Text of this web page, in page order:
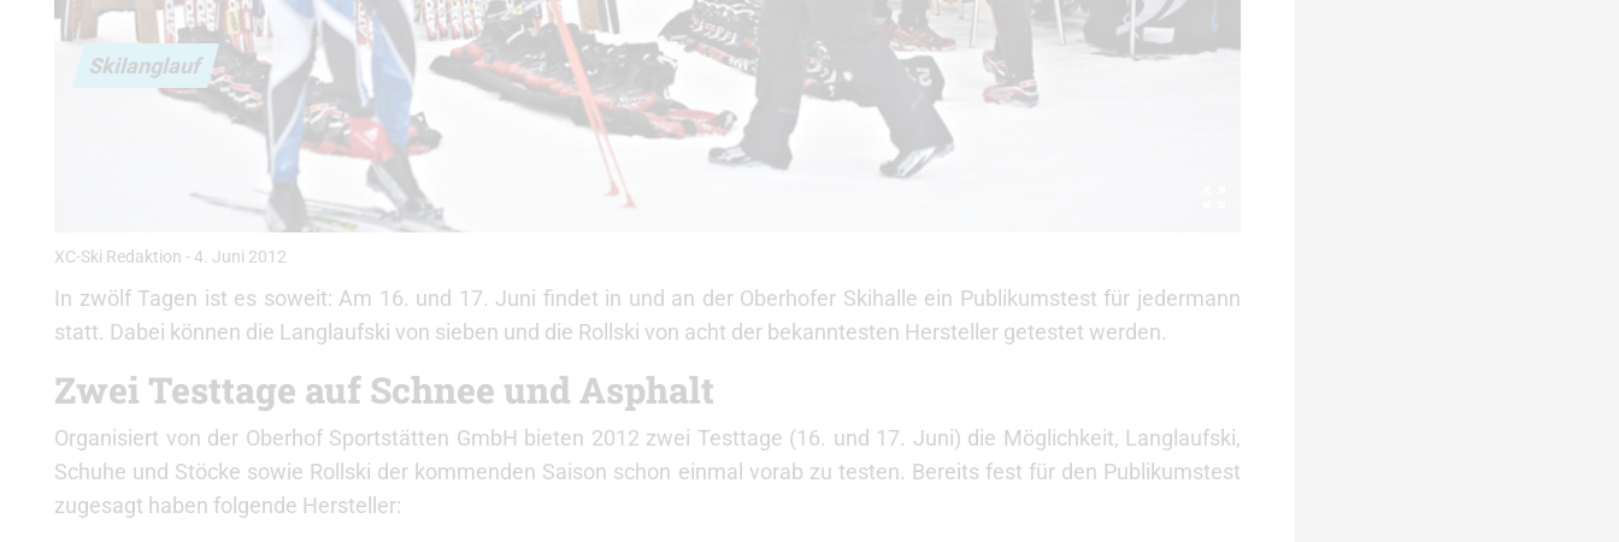
Skilanglauf
XC-Ski Redaktion -4. Juni 2012
In zwölf Tagen ist es soweit: Am 16. und 17. Juni findet in und an der Oberhofer Skihalle ein Publikumstest für jedermann
statt. Dabei können die Langlaufski von sieben und die Rollski von acht der bekanntesten Hersteller getestet werden.
Zwei Testtage auf Schnee und Asphalt
Organisiert von der Oberhof Sportstätten GmbH bieten 2012 zwei Testtage (16. und 17. Juni) die Möglichkeit, Langlaufski,
Schuhe und Stöcke sowie Rollski der kommenden Saison schon einmal vorab zu testen. Bereits fest für den Publikumstest
zugesagt haben folgende Hersteller: